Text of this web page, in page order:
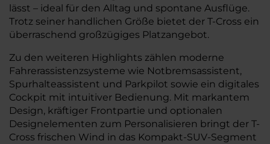
lässt – ideal für den Alltag und spontane Ausflüge.
Trotz seiner handlichen Größe bietet der T-Cross ein
überraschend großzügiges Platzangebot.
Zu den weiteren Highlights zählen moderne
Fahrerassistenzsysteme wie Notbremsassistent,
Spurhalteassistent und Parkpilot sowie ein digitales
Cockpit mit intuitiver Bedienung. Mit markantem
Design, kräftiger Frontpartie und optionalen
Designelementen zum Personalisieren bringt der T-
Cross frischen Wind in das Kompakt-SUV-Segment